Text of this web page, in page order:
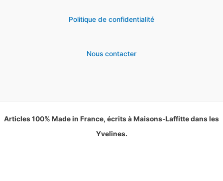
Politique de confidentialité
Nous contacter
Articles 100% Made in France, écrits à Maisons-Laffitte dans les
Yvelines.